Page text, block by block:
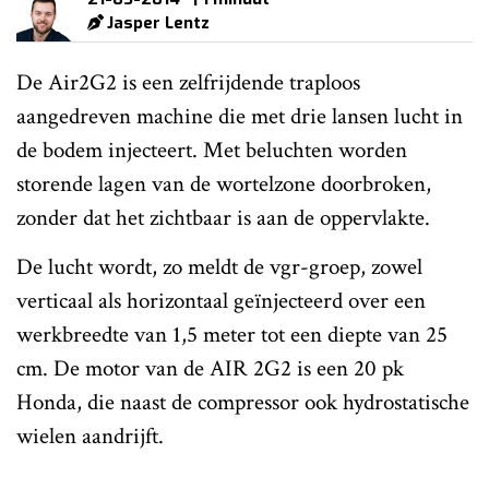
Jasper Lentz
De Air2G2 is een zelfrijdende traploos
aangedreven machine die met drie lansen lucht in
de bodem injecteert. Met beluchten worden
storende lagen van de wortelzone doorbroken,
zonder dat het zichtbaar is aan de oppervlakte.
De lucht wordt, zo meldt de vgr-groep, zowel
verticaal als horizontaal geïnjecteerd over een
werkbreedte van 1,5 meter tot een diepte van 25
cm. De motor van de AIR 2G2 is een 20 pk
Honda, die naast de compressor ook hydrostatische
wielen aandrijft.